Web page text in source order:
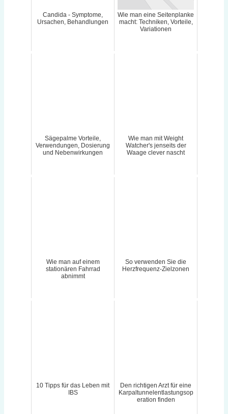
Candida - Symptome,
Ursachen, Behandlungen
Wie man eine Seitenplanke
macht: Techniken, Vorteile,
Variationen
Sägepalme Vorteile,
Verwendungen, Dosierung
und Nebenwirkungen
Wie man mit Weight
Watcher's jenseits der
Waage clever nascht
Wie man auf einem
stationären Fahrrad
abnimmt
So verwenden Sie die
Herzfrequenz-Zielzonen
10 Tipps für das Leben mit
IBS
Den richtigen Arzt für eine
Karpaltunnelentlastungsop
eration finden